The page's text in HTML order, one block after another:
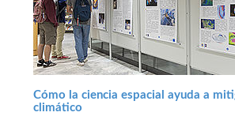
Cómo la ciencia espacial ayuda a
climático